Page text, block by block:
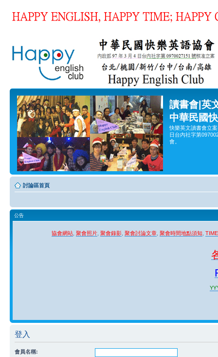
讀書會|英
中華民國
快樂英文讀書會立
日台內社字第
會。
討論區首頁
公告
協會網站 聚會照片 聚會錄影 聚會討論文章 聚會時間地點須知
登入
會員名稱: